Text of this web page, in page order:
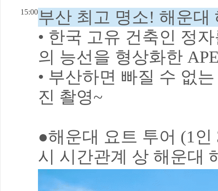
15:00부산 최고 명소! 해운
• 한국 고유 건축인 정
의 능선을 형상화한
• 부산하면 빠질 수 없
진 촬영~
●해운대 요트 투어 (1
시 시간관계 상 해운대